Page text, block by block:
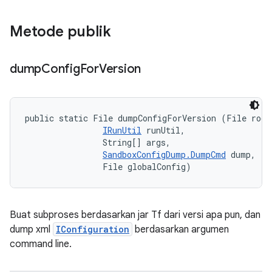
Metode publik
dumpConfigForVersion
public static File dumpConfigForVersion (File
IRunUtil runUtil,
                String[] args,
SandboxConfigDump.DumpCmd dump,
                File globalConfig)
Buat subproses berdasarkan jar Tf dari versi apa pun, dan
dump xml IConfiguration berdasarkan argumen
command line.